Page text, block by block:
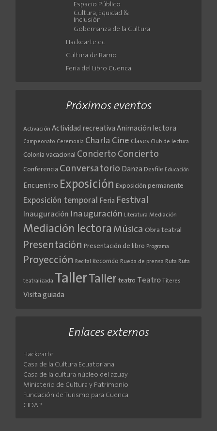
Espacio Público
Cultura, Equidad &
Inclusión
Gobernanza de la Cultura
Hackearte.ec
Cultura de Barrio
Feria del Libro Cuenca
Próximos eventos
Activación Actividad recreativa Animación lectora
Campeonato Ceremonia Charla Cine Clases Club de lectura
Colonia vacacional Concierto Concierto
Conferencia Conversatorio Danza Desfile Educación
Encuentro Exposición Exposición permanente
Exposición temporal Feria Festival
Inauguración Inauguración Literatura Mediación
Mediación lectora Música Obra teatral
Presentación Presentación de libro Programa
Proyección Recital Recorrido Rueda de prensa Ruta Ruta
teatralizada Taller Taller teatro Teatro Títeres
Visita guiada
Enlaces externos
Hackearte
Casa de la Cultura Ecuatoriana
Casa de la cultura núcleo del azuay
Ministerio de Cultura y Patrimonio
Fundación de Turismo para Cuenca
CIDAP